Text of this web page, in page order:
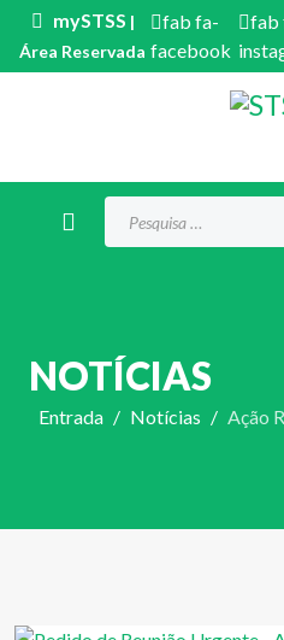
mySTSS |
Área Reservada
fab fa-
facebook
fab
NOTÍCIAS
Entrada Notícias Ação